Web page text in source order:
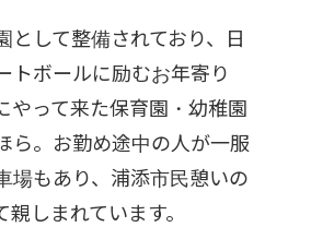
として整備されており、日
トボールに励むお年寄り
やって来た保育園・幼稚園
ら。お勤め途中の人が一服
場もあり、浦添市民憩いの
しまれています。